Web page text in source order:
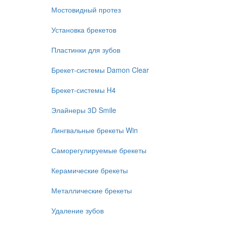
Мостовидный протез
Установка брекетов
Пластинки для зубов
Брекет-системы Damon Clear
Брекет-системы H4
Элайнеры 3D Smile
Лингвальные брекеты Win
Саморегулируемые брекеты
Керамические брекеты
Металлические брекеты
Удаление зубов